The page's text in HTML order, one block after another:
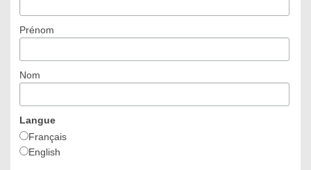
Prénom
Nom
Langue
Français
English